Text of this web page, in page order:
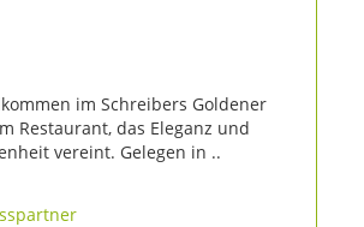
im Schreibers Goldener
Restaurant, das Eleganz und
vereint. Gelegen in ..